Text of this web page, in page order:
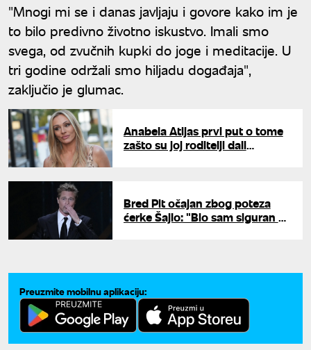
"Mnogi mi se i danas javljaju i govore kako im je
to bilo predivno životno iskustvo. Imali smo
svega, od zvučnih kupki do joge i meditacije. U
tri godine održali smo hiljadu događaja",
zaključio je glumac.
Anabela Atijas prvi put o tome
zašto su joj roditelji dali
Bred Pit očajan zbog poteza
ćerke Šajlo: "Bio sam siguran da
Preuzmite mobilnu aplikaciju: